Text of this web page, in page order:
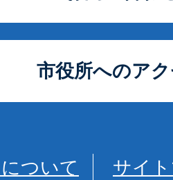
市役所へのア
ついて
サイ